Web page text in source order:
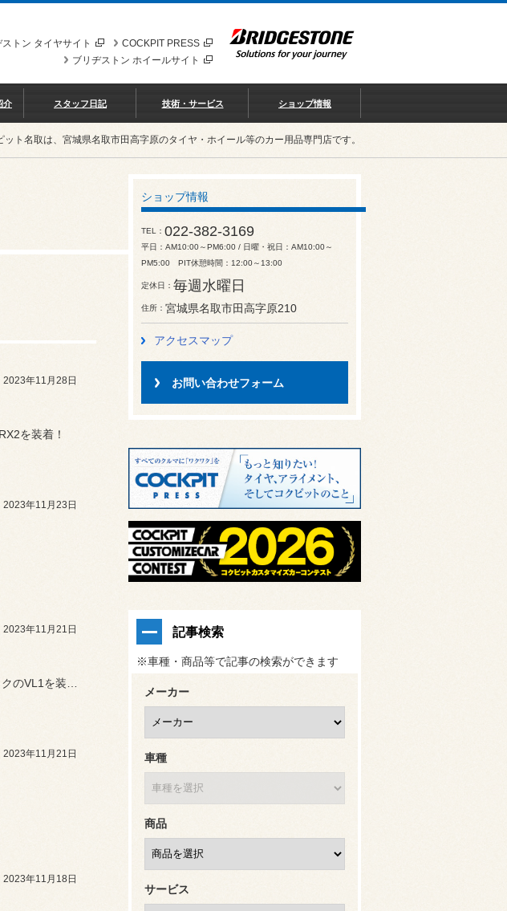
COCKPIT PRESS
ストン タイヤサイト
ブリヂストン ホイールサイト
介 スタッフ日記 技術・サービス ショップ情報
ット名取は、宮城県名取市田高字原のタイヤ・ホイール等のカー用品専門店です。
2023年11月28日
を装着！
2023年11月23日
2023年11月21日
プロボックスに、バン・小型トラック専用ブリザックのVL1を装着！ご...
2023年11月21日
2023年11月18日
ショップ情報
TEL 022-382-3169
平日：AM10:00～PM6:00 / 日曜・祝日：AM10:00～
PM5:00 PIT休憩時間：12:00～13:00
定休日 毎週水曜日
住所 宮城県名取市田高字原210
アクセスマップ
お問い合わせフォーム
記事検索
※車種・商品等で記事の検索ができます
メーカー
車種
商品
サービス